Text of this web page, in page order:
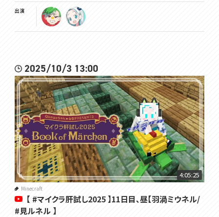
出演
2025/10/3 13:00
4:05:25
Minecraft
【 #マイクラ肝試し2025 】11日目、昼【羽渦ミウネル/
#見ルネル 】